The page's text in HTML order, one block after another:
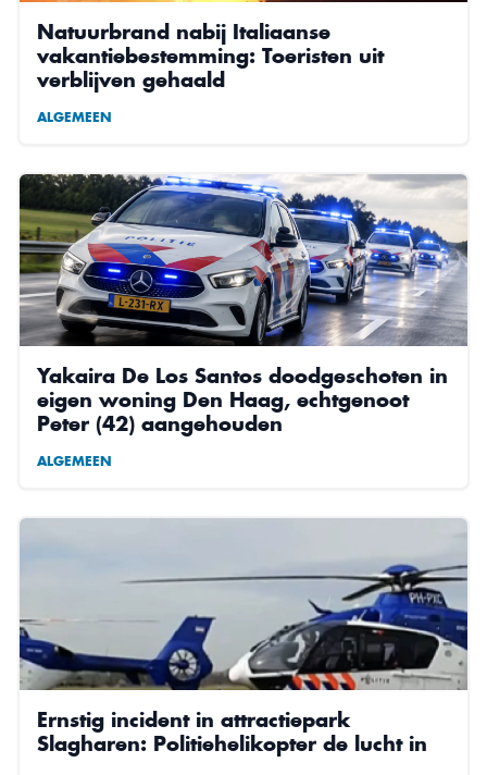
Natuurbrand nabij Italiaanse
vakantiebestemming: Toeristen uit
verblijven gehaald
ALGEMEEN
Yakaira De Los Santos doodgeschoten in
eigen woning Den Haag, echtgenoot
Peter (42) aangehouden
ALGEMEEN
Ernstig incident in attractiepark
Slagharen: Politiehelikopter de lucht in